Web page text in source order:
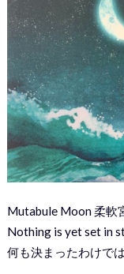
Mutabule Moon 柔軟
Nothing is yet set in
何も決まったわけで